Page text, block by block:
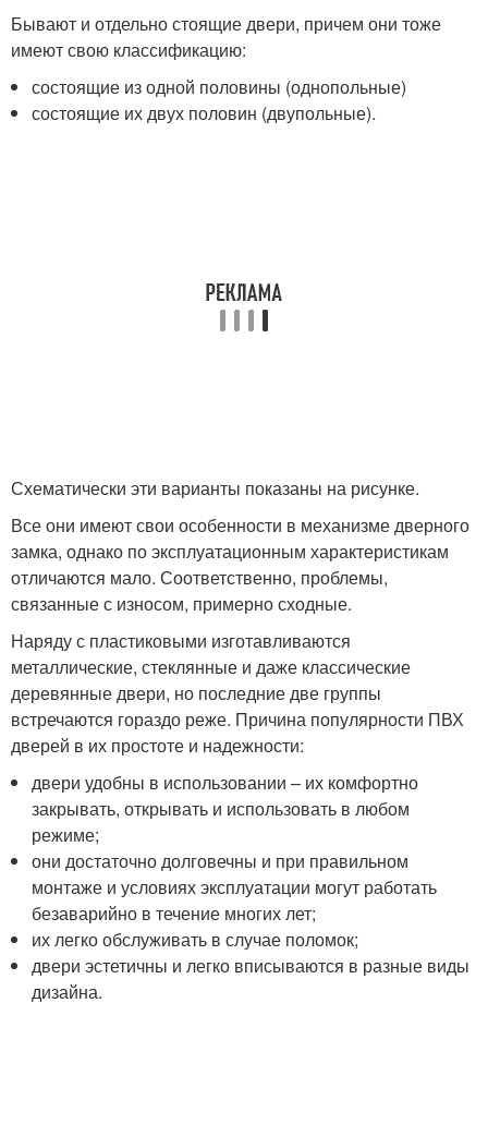
Бывают и отдельно стоящие двери, причем они тоже
имеют свою классификацию:
состоящие из одной половины (однопольные)
состоящие их двух половин (двупольные).
Схематически эти варианты показаны на рисунке.
Все они имеют свои особенности в механизме дверного
замка, однако по эксплуатационным характеристикам
отличаются мало. Соответственно, проблемы,
связанные с износом, примерно сходные.
Наряду с пластиковыми изготавливаются
металлические, стеклянные и даже классические
деревянные двери, но последние две группы
встречаются гораздо реже. Причина популярности ПВХ
дверей в их простоте и надежности:
двери удобны в использовании – их комфортно
закрывать, открывать и использовать в любом
режиме;
они достаточно долговечны и при правильном
монтаже и условиях эксплуатации могут работать
безаварийно в течение многих лет;
их легко обслуживать в случае поломок;
двери эстетичны и легко вписываются в разные виды
дизайна.